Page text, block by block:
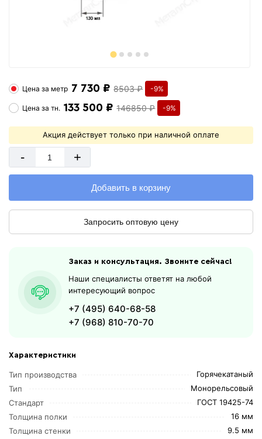
Характеристики
Тип производства
Горячекатаный
Тип
Монорельсовый
Стандарт
ГОСТ 19425-74
Толщина полки
16 мм
Толщина стенки
9.5 мм
Цена за метр 7 730 ₽ 8503 ₽ -9%
Цена затн. 133 500 ₽ 146850 ₽ -9%
Акция действует только при наличной оплате
- +
Добавить в корзину
Запросить оптовую цену
Заказ и консультация. Звоните сейчас!
Наши специалисты ответят на любой
интересующий вопрос
+7 (495) 640-68-58
+7 (968) 810-70-70